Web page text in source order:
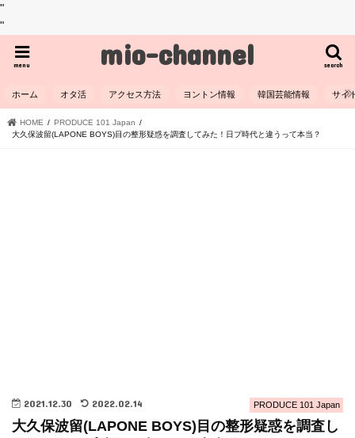
"
"
mio-channel search
menu
ホーム オタ活 アクセス方法 ヨントン情報 韓国芸能情報 サイ
HOME
PRODUCE 101 Japan
大久保波留(LAPONE BOYS)目の整形疑惑を調査してみた！日プ時代と違うって本当？
PRODUCE 101 Japan
2021.12.30 2022.02.14
大久保波留(LAPONE BOYS)目の整形疑惑を調査し